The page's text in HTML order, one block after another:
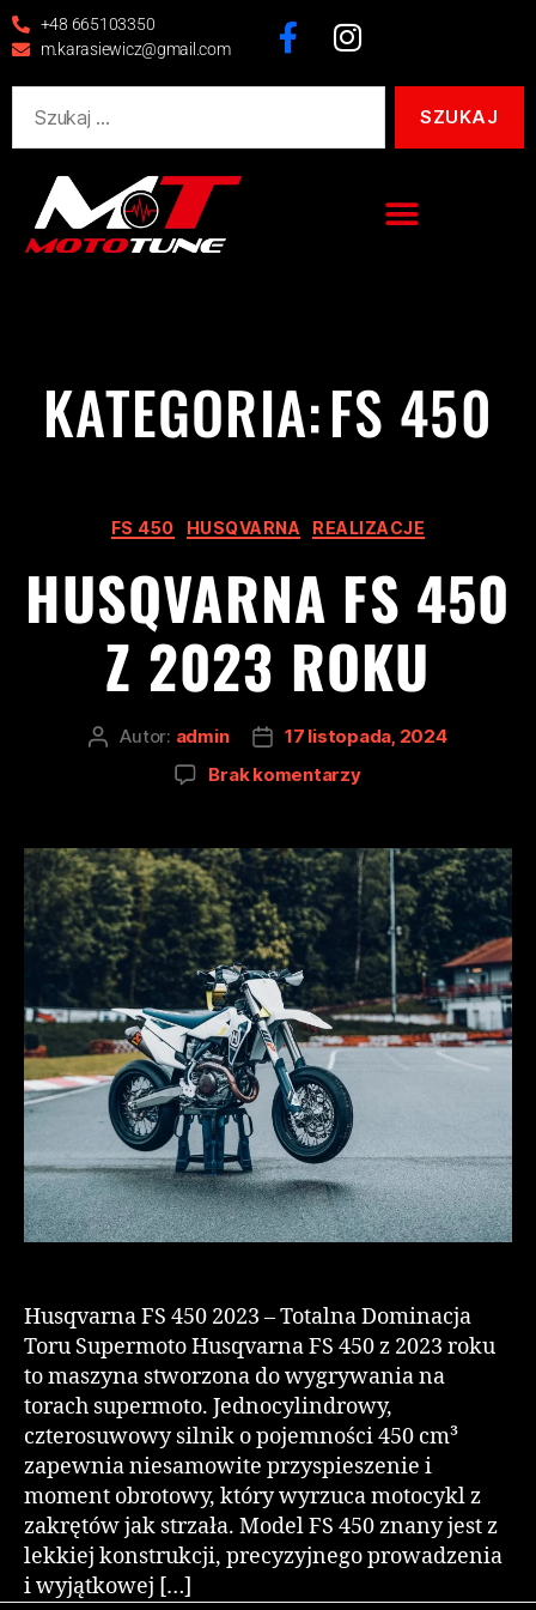
+48 665103350
m.karasiewicz@gmail.com
KATEGORIA:FS 450
FS 450 HUSQVARNA REALIZACJE
HUSQVARNA FS 450
Z 2023 ROKU
Autor: admin
17 listopada, 2024
Brak komentarzy
Husqvarna FS 450 2023 – Totalna Dominacja
Toru Supermoto Husqvarna FS 450 z 2023 roku
to maszyna stworzona do wygrywania na
torach supermoto. Jednocylindrowy,
czterosuwowy silnik o pojemności 450 cm³
zapewnia niesamowite przyspieszenie i
moment obrotowy, który wyrzuca motocykl z
zakrętów jak strzała. Model FS 450 znany jest z
lekkiej konstrukcji, precyzyjnego prowadzenia
i wyjątkowej […]